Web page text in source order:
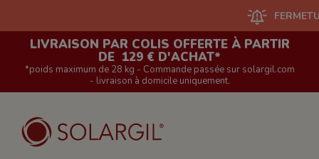
FERMETURE
LIVRAISON PAR COLIS OFFERTE À PARTIR
DE 129 € D'ACHAT*
*poids maximum de 28 kg - Commande passée sur solargil.com
- livraison à domicile uniquement.